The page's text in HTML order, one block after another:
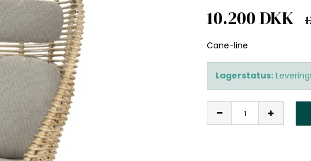
10.200 DKK
Cane-line
Lagerstatus: